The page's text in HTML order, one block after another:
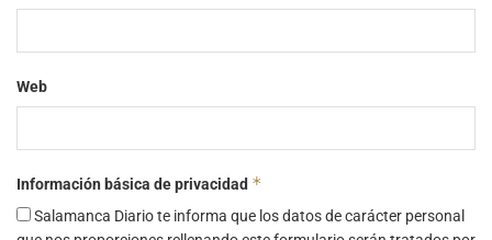
Web
Información básica de privacidad *
Salamanca Diario te informa que los datos de carácter personal